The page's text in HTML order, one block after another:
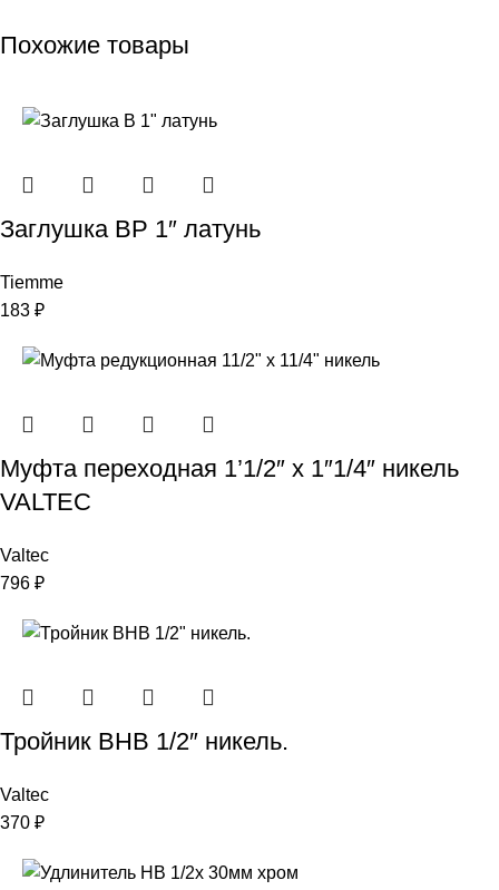
Похожие товары
Заглушкa ВР 1″ латунь
Tiemme
183 ₽
Муфта переходная 1’1/2″ х 1″1/4″ никель
VALTEC
Valtec
796 ₽
Тройник ВНВ 1/2″ никель.
Valtec
370 ₽